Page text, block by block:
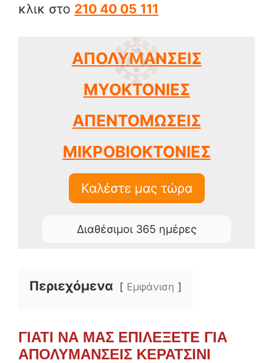
κλικ στο 210 40 05 111
ΑΠΟΛΥΜΑΝΣΕΙΣ
ΜΥΟΚΤΟΝΙΕΣ
ΑΠΕΝΤΟΜΩΣΕΙΣ
ΜΙΚΡΟΒΙΟΚΤΟΝΙΕΣ
Καλέστε μας τώρα
Διαθέσιμοι 365 ημέρες
Περιεχόμενα Εμφάνιση
ΓΙΑΤΙ ΝΑ ΜΑΣ ΕΠΙΛΕΞΕΤΕ ΓΙΑ
ΑΠΟΛΥΜΑΝΣΕΙΣ ΚΕΡΑΤΣΙΝΙ